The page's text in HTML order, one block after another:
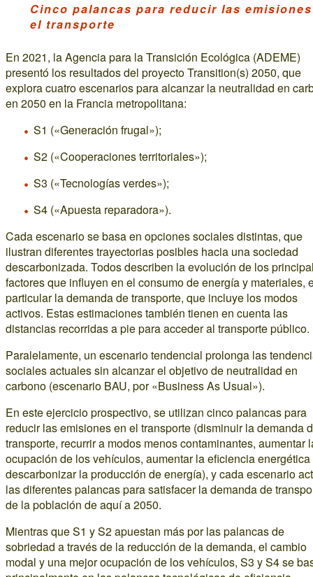
Cinco palancas para reducir las
el transporte
En 2021, la Agencia para la Transición Ecológica (ADEME)
presentó los resultados del proyecto Transition(s) 2050, que
explora cuatro escenarios para alcanzar la neutralidad en
en 2050 en la Francia metropolitana:
S1 («Generación frugal»);
S2 («Cooperaciones territoriales»);
S3 («Tecnologías verdes»);
S4 («Apuesta reparadora»).
Cada escenario se basa en opciones sociales distintas, que
ilustran diferentes trayectorias posibles hacia una sociedad
descarbonizada. Todos describen la evolución de los
factores que influyen en el consumo de energía y materiales,
particular la demanda de transporte, que incluye los modos
activos. Estas estimaciones también tienen en cuenta las
distancias recorridas a pie para acceder al transporte público.
Paralelamente, un escenario tendencial prolonga las
sociales actuales sin alcanzar el objetivo de neutralidad en
carbono (escenario BAU, por «Business As Usual»).
En este ejercicio prospectivo, se utilizan cinco palancas para
reducir las emisiones en el transporte (disminuir la demanda
transporte, recurrir a modos menos contaminantes, aumentar
ocupación de los vehículos, aumentar la eficiencia energética
descarbonizar la producción de energía), y cada escenario
las diferentes palancas para satisfacer la demanda de
de la población de aquí a 2050.
Mientras que S1 y S2 apuestan más por las palancas de
sobriedad a través de la reducción de la demanda, el cambio
modal y una mejor ocupación de los vehículos, S3 y S4 se